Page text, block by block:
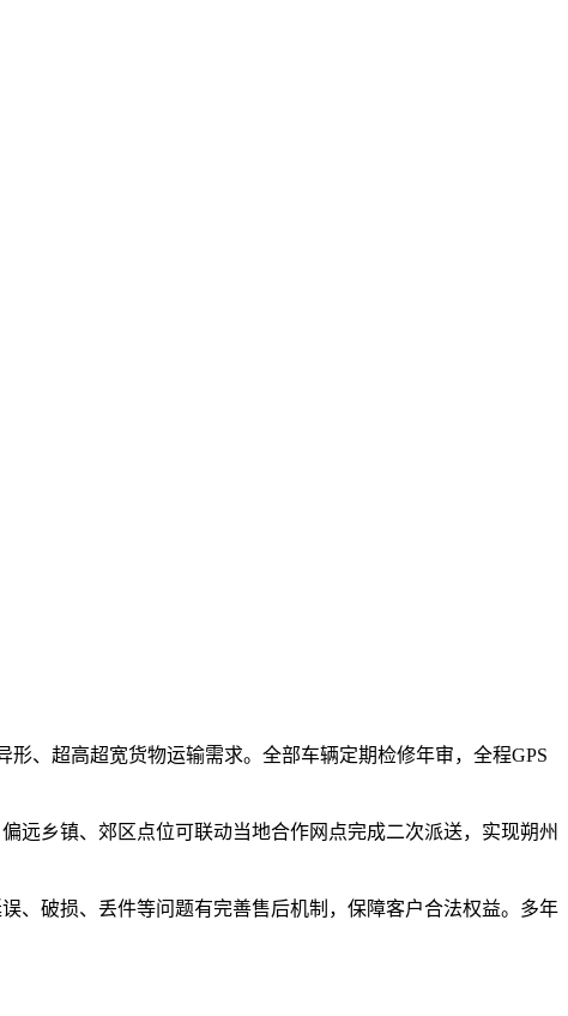
、超高超宽货物运输需求。全部车辆定期检修年审，全程GPS
远乡镇、郊区点位可联动当地合作网点完成二次派送，实现朔州
、破损、丢件等问题有完善售后机制，保障客户合法权益。多年